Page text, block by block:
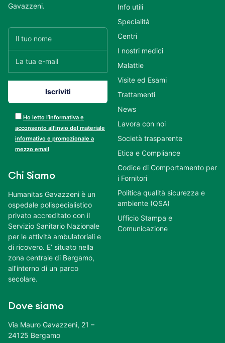
Gavazzeni.
Ho letto l’informativa e
acconsento all’invio del materiale
informativo e promozionale a
mezzo email
Chi Siamo
Humanitas Gavazzeni è un
ospedale polispecialistico
privato accreditato con il
Servizio Sanitario Nazionale
per le attività ambulatoriali e
di ricovero. E’ situato nella
zona centrale di Bergamo,
all’interno di un parco
secolare.
Dove siamo
Via Mauro Gavazzeni, 21 –
24125 Bergamo
Info utili
Specialità
Centri
I nostri medici
Malattie
Visite ed Esami
Trattamenti
News
Lavora con noi
Società trasparente
Etica e Compliance
Codice di Comportamento per
i Fornitori
Politica qualità sicurezza e
ambiente (QSA)
Ufficio Stampa e
Comunicazione